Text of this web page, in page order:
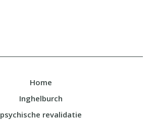
Home
Inghelburch
psychische revalidatie